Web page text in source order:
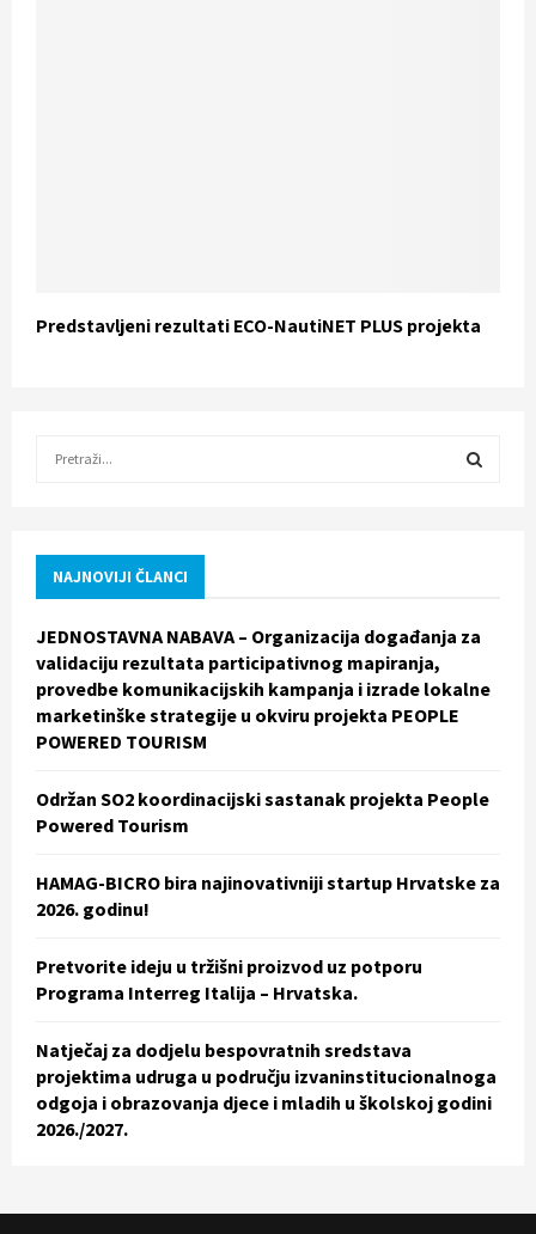
Predstavljeni rezultati ECO-NautiNET PLUS projekta
f
r
:
R
C
NAJNOVIJI ČLANCI
JEDNOSTAVNA NABAVA – Organizacija događanja za
validaciju rezultata participativnog mapiranja,
provedbe komunikacijskih kampanja i izrade lokalne
marketinške strategije u okviru projekta PEOPLE
POWERED TOURISM
Održan SO2 koordinacijski sastanak projekta People
Powered Tourism
HAMAG-BICRO bira najinovativniji startup Hrvatske za
2026. godinu!
Pretvorite ideju u tržišni proizvod uz potporu
Programa Interreg Italija – Hrvatska.
Natječaj za dodjelu bespovratnih sredstava
projektima udruga u području izvaninstitucionalnoga
odgoja i obrazovanja djece i mladih u školskoj godini
2026./2027.